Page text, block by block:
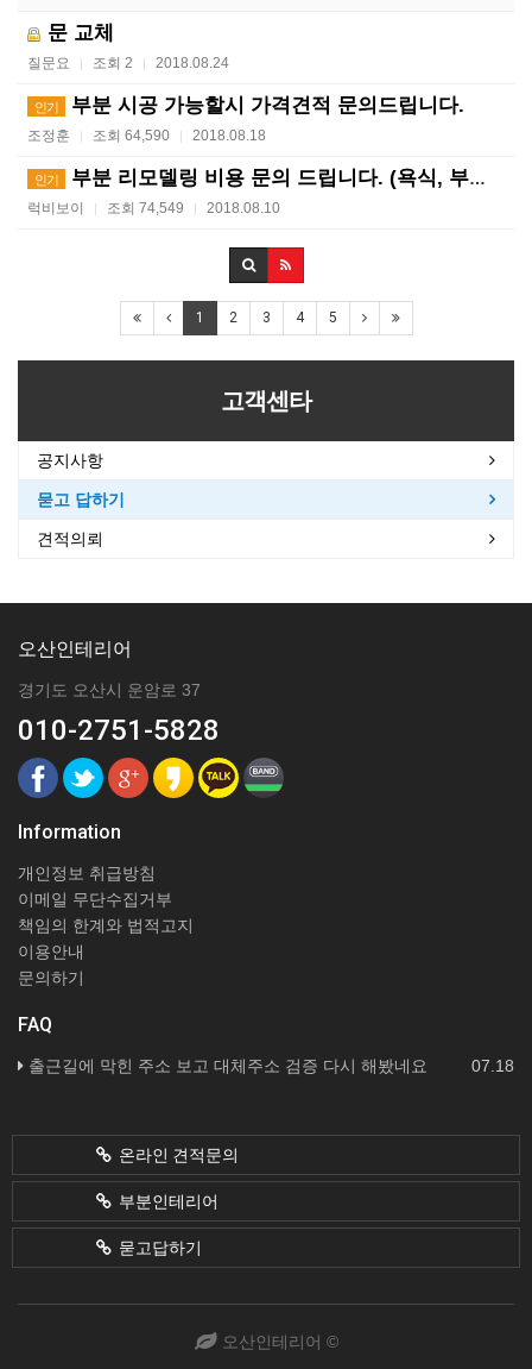
문 교체
질문요 | 조회 2 | 2018.08.24
인기 부분 시공 가능할시 가격견적 문의드립니다.
조정훈 | 조회 64,590 | 2018.08.18
인기 부분 리모델링 비용 문의 드립니다. (욕식, 부엌, 방…
럭비보이 | 조회 74,549 | 2018.08.10
1 2 3 4 5
고객센타
공지사항
묻고 답하기
견적의뢰
오산인테리어
경기도 오산시 운암로 37
010-2751-5828
Information
개인정보 취급방침
이메일 무단수집거부
책임의 한계와 법적고지
이용안내
문의하기
FAQ
07.18
출근길에 막힌 주소 보고 대체주소 검증 다시 해봤네요
온라인 견적문의
부분인테리어
묻고답하기
오산인테리어 ©